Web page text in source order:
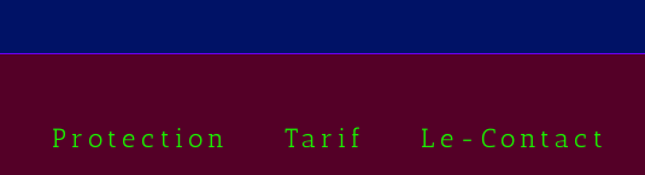
Protection Tarif Le-Contact